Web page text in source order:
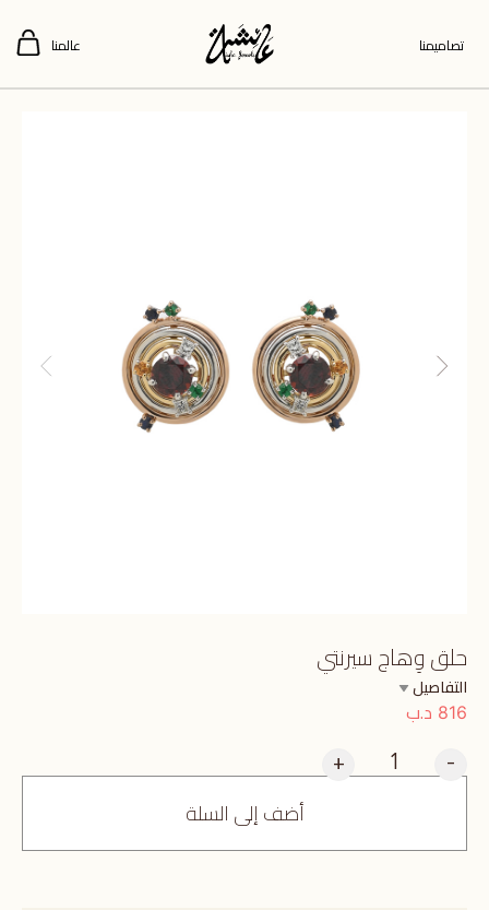
تصاميمنا عالمنا
حلق وِهاج سيرنتي
التفاصيل
816 د.ب
-
+
أضف إلى السلة